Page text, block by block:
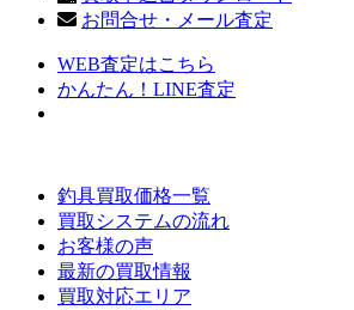
お問合せ・メール査定
WEB査定はこちら
かんたん！LINE査定
釣具買取価格一覧
買取システムの流れ
お客様の声
最新の買取情報
買取対応エリア